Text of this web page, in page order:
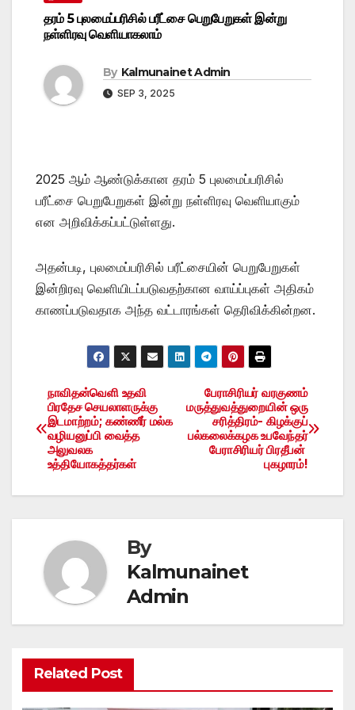
தரம் 5 புலமைப்பரிசில் பரீட்சை பெறுபேறுகள் இன்று
நள்ளிரவு வெளியாகலாம்
By Kalmunainet Admin
SEP 3, 2025
2025 ஆம் ஆண்டுக்கான தரம் 5 புலமைப்பரிசில்
பரீட்சை பெறுபேறுகள் இன்று நள்ளிரவு வெளியாகும்
என அறிவிக்கப்பட்டுள்ளது.
அதன்படி, புலமைப்பரிசில் பரீட்சையின் பெறுபேறுகள்
இன்றிரவு வெளியிடப்படுவதற்கான வாய்ப்புகள் அதிகம்
காணப்படுவதாக அந்த வட்டாரங்கள் தெரிவிக்கின்றன.
Post
navigation
பேராசிரியர் வரகுணம்
மருத்துவத்துறையின் ஒரு
சரித்திரம்- கிழக்குப்
பல்கலைக்கழக உபவேந்தர்
பேராசிரியர் பிரதீபன்
புகழாரம்!
நாவிதன்வெளி உதவி
பிரதேச செயலாளருக்கு
இடமாற்றம்; கண்ணீர் மல்க
வழியனுப்பி வைத்த
அலுவலக
உத்தியோகத்தர்கள்
By
Kalmunainet
Admin
Related Post